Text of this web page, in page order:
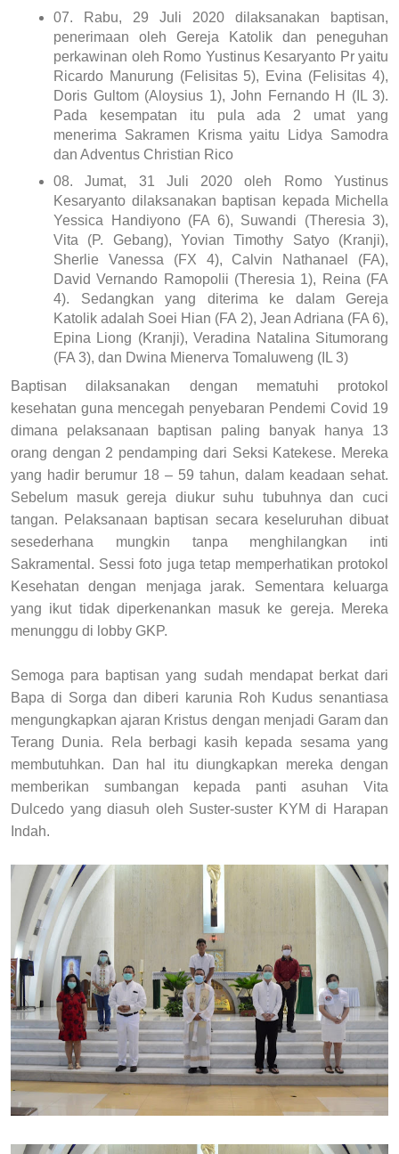
07.
Rabu, 29 Juli 2020 dilaksanakan baptisan,
penerimaan oleh Gereja Katolik dan peneguhan
perkawinan oleh Romo Yustinus Kesaryanto Pr yaitu
Ricardo Manurung (Felisitas 5), Evina (Felisitas 4),
Doris Gultom (Aloysius 1), John Fernando H (IL 3).
Pada kesempatan itu pula ada 2 umat yang
menerima Sakramen Krisma yaitu Lidya Samodra
dan Adventus Christian Rico
08.
Jumat, 31 Juli 2020 oleh Romo Yustinus
Kesaryanto dilaksanakan baptisan kepada Michella
Yessica Handiyono (FA 6), Suwandi (Theresia 3),
Vita (P. Gebang), Yovian Timothy Satyo (Kranji),
Sherlie Vanessa (FX 4), Calvin Nathanael (FA),
David Vernando Ramopolii (Theresia 1), Reina (FA
4). Sedangkan yang diterima ke dalam Gereja
Katolik adalah Soei Hian (FA 2), Jean Adriana (FA 6),
Epina Liong (Kranji), Veradina Natalina Situmorang
(FA 3), dan Dwina Mienerva Tomaluweng (IL 3)
Baptisan dilaksanakan dengan mematuhi protokol
kesehatan guna mencegah penyebaran Pendemi Covid 19
dimana pelaksanaan baptisan paling banyak hanya 13
orang dengan 2 pendamping dari Seksi Katekese. Mereka
yang hadir berumur 18 – 59 tahun, dalam keadaan sehat.
Sebelum masuk gereja diukur suhu tubuhnya dan cuci
tangan. Pelaksanaan baptisan secara keseluruhan dibuat
sesederhana mungkin tanpa menghilangkan inti
Sakramental. Sessi foto juga tetap memperhatikan protokol
Kesehatan dengan menjaga jarak. Sementara keluarga
yang ikut tidak diperkenankan masuk ke gereja. Mereka
menunggu di lobby GKP.
Semoga para baptisan yang sudah mendapat berkat dari
Bapa di Sorga dan diberi karunia Roh Kudus senantiasa
mengungkapkan ajaran Kristus dengan menjadi Garam dan
Terang Dunia. Rela berbagi kasih kepada sesama yang
membutuhkan. Dan hal itu diungkapkan mereka dengan
memberikan sumbangan kepada panti asuhan Vita
Dulcedo yang diasuh oleh Suster-suster KYM di Harapan
Indah.